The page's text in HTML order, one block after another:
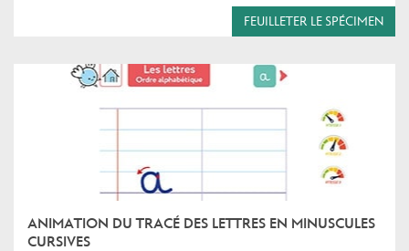
FEUILLETER LE SPÉCIMEN
ANIMATION DU TRACÉ DES LETTRES EN MINUSCULES
CURSIVES